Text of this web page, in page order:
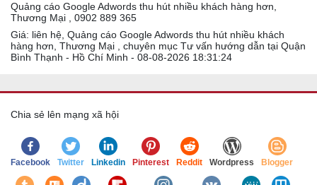
Quảng cáo Google Adwords thu hút nhiều khách hàng hơn,
Thương Mại , 0902 889 365
Giá: liên hệ, Quảng cáo Google Adwords thu hút nhiều khách
hàng hơn, Thương Mại , chuyên mục Tư vấn hướng dẫn tại Quận
Bình Thạnh - Hồ Chí Minh - 08-08-2026 18:31:24
Chia sẻ lên mạng xã hội
Facebook Twitter Linkedin Pinterest Reddit Wordpress Blogger